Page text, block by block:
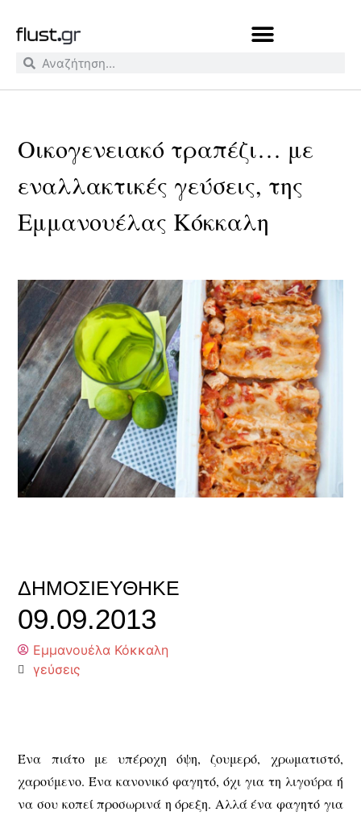
Οικογενειακό τραπέζι… με
εναλλακτικές γεύσεις, της
Εμμανουέλας Κόκκαλη
ΔΗΜΟΣΙΕΎΘΗΚΕ
09.09.2013
Εμμανουέλα Κόκκαλη
γεύσεις
Ένα πιάτο με υπέροχη όψη, ζουμερό, χρωματιστό,
χαρούμενο. Ένα κανονικό φαγητό, όχι για τη λιγούρα ή
να σου κοπεί προσωρινά η όρεξη. Αλλά ένα φαγητό για